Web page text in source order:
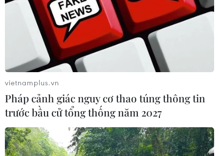
Ủy ban An toàn Giao thông Quốc gia cho biết trong
ngày mùng 4 Tết Giáp Thìn 2024, toàn quốc xảy ra 95
vụ tai nạn giao thông, làm chết 34 người và bị thương
87 người, tăng 35 vụ so với ngày hôm trước.
vietnamplus.vn
Pháp cảnh giác nguy cơ thao túng thông tin
trước bầu cử tổng thống năm 2027